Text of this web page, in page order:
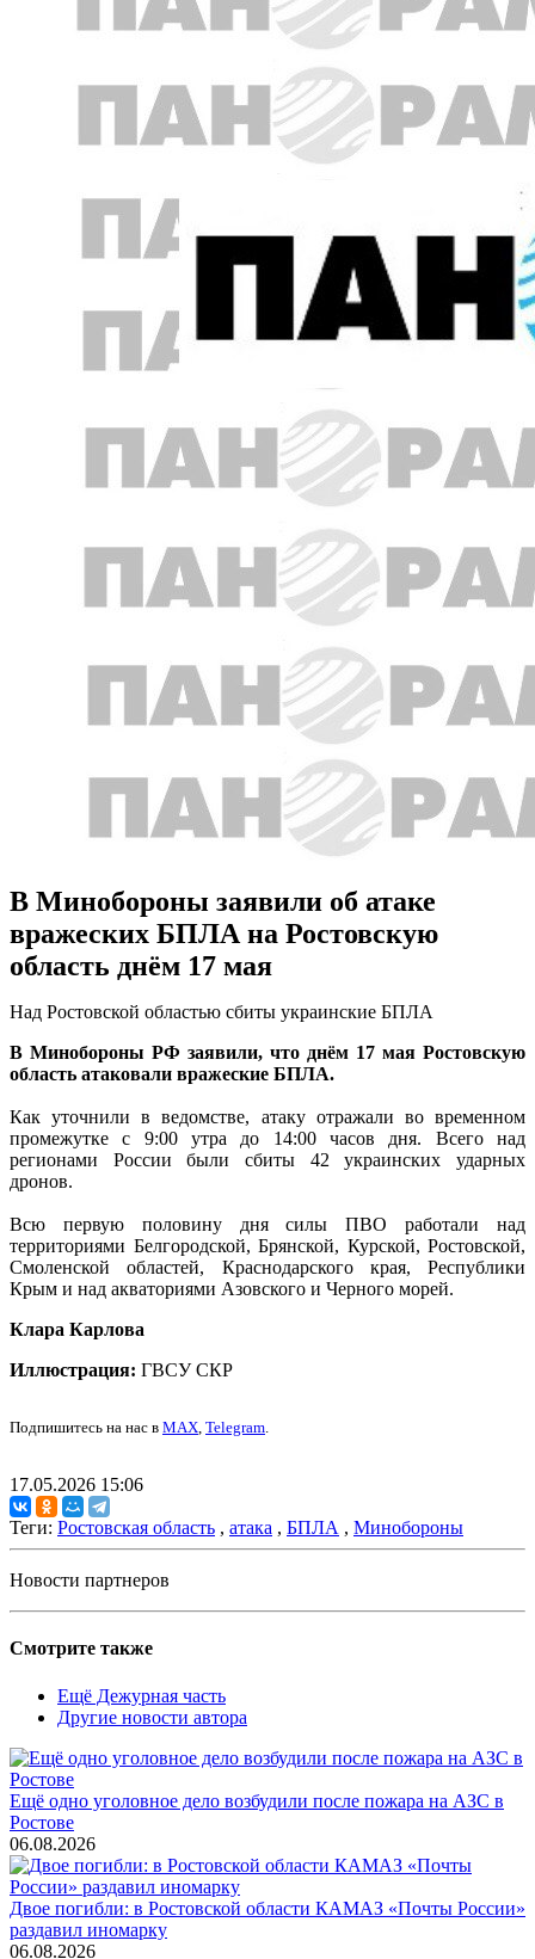
В Минобороны заявили об атаке
вражеских БПЛА на Ростовскую
область днём 17 мая
Над Ростовской областью сбиты украинские БПЛА
В Минобороны РФ заявили, что днём 17 мая Ростовскую
область атаковали вражеские БПЛА.
Как уточнили в ведомстве, атаку отражали во временном
промежутке с 9:00 утра до 14:00 часов дня. Всего над
регионами России были сбиты 42 украинских ударных
дронов.
Всю первую половину дня силы ПВО работали над
территориями Белгородской, Брянской, Курской, Ростовской,
Смоленской областей, Краснодарского края, Республики
Крым и над акваториями Азовского и Черного морей.
Клара Карлова
Иллюстрация: ГВСУ СКР
Подпишитесь на нас в MAX, Telegram.
17.05.2026 15:06
Теги: Ростовская область , атака , БПЛА , Минобороны
Новости партнеров
Смотрите также
Ещё Дежурная часть
Другие новости автора
Ещё одно уголовное дело возбудили после пожара на АЗС в
Ростове
06.08.2026
Двое погибли: в Ростовской области КАМАЗ «Почты России»
раздавил иномарку
06.08.2026